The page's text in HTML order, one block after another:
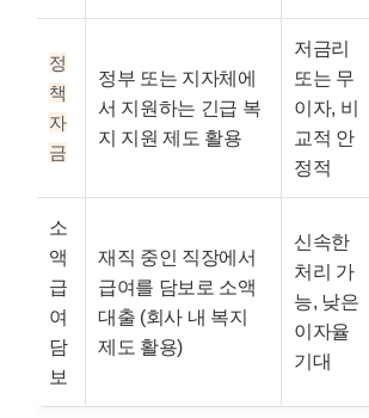
정
책
자
금
정부 또는 지자체에
서 지원하는 긴급 복
지 지원 제도 활용
저금리
또는 무
이자, 비
교적 안
정적
소
액
급
여
담
보
재직 중인 직장에서
급여를 담보로 소액
대출 (회사 내 복지
제도 활용)
신속한
처리 가
능, 낮은
이자율
기대